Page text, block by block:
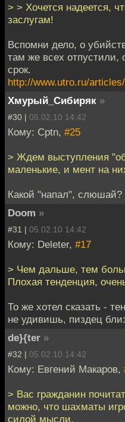
> > Хочется надеется,
заслугам!
Вспомни дело, о
там же всех
срок.
http://www.utro.ru/
Хмурый_Сибиряк »
#30 | 05.02.10 14:42
Кому: Cptn, #25
> Ждем выступления
маленькие, и мент на
Какой "напал",
Doom »
#31 | 05.02.10 14:42
Кому: Deleter, #17
> Чем дальше, тем
Плохая тенденция,
То же хотел сказать -
не удивишь, пиздец
de}{ter »
#32 | 05.02.10 14:42
Кому: Евгений Макаров,
> Вас гражданин
можно, что шахматы
силой мысли.